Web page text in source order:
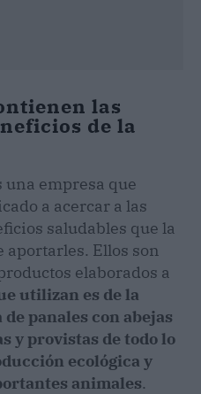
las
de la
una empresa que
a acercar a las
saludables que la
aportarles. Ellos son
elaborados a
utilizan es de la
panales con abejas
y provistas de todo lo
ecológica y
animales.